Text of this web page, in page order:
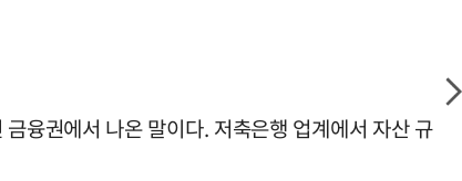
융권에서 나온 말이다. 저축은행 업계에서 자산 규